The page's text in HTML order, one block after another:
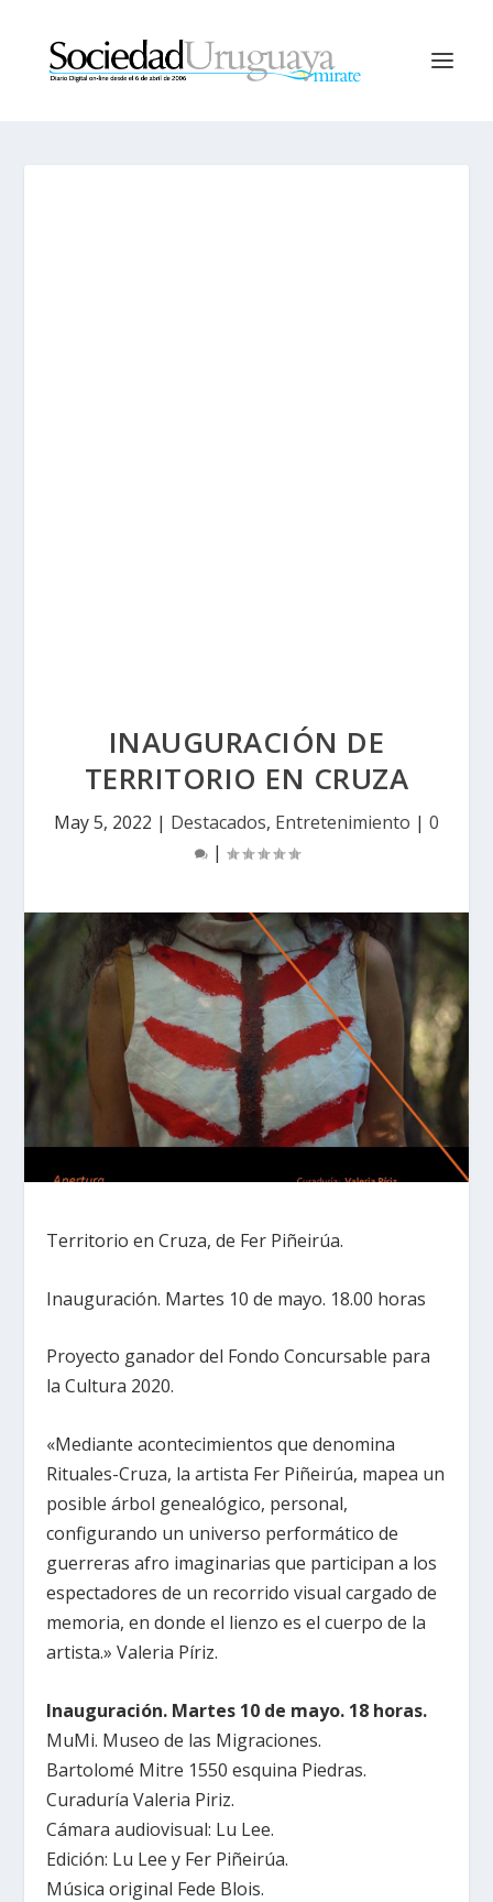
INAUGURACIÓN DE
TERRITORIO EN CRUZA
May 5, 2022 | Destacados, Entretenimiento | 0
|
Territorio en Cruza, de Fer Piñeirúa.
Inauguración. Martes 10 de mayo. 18.00 horas
Proyecto ganador del Fondo Concursable para
la Cultura 2020.
«Mediante acontecimientos que denomina
Rituales-Cruza, la artista Fer Piñeirúa, mapea un
posible árbol genealógico, personal,
configurando un universo performático de
guerreras afro imaginarias que participan a los
espectadores de un recorrido visual cargado de
memoria, en donde el lienzo es el cuerpo de la
artista.» Valeria Píriz.
Inauguración. Martes 10 de mayo. 18 horas.
MuMi. Museo de las Migraciones.
Bartolomé Mitre 1550 esquina Piedras.
Curaduría Valeria Piriz.
Cámara audiovisual: Lu Lee.
Edición: Lu Lee y Fer Piñeirúa.
Música original Fede Blois.